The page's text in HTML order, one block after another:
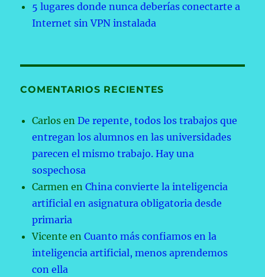
5 lugares donde nunca deberías conectarte a
Internet sin VPN instalada
COMENTARIOS RECIENTES
Carlos enDe repente, todos los trabajos que
entregan los alumnos en las universidades
parecen el mismo trabajo. Hay una
sospechosa
Carmen enChina convierte la inteligencia
artificial en asignatura obligatoria desde
primaria
Vicente enCuanto más confiamos en la
inteligencia artificial, menos aprendemos
con ella